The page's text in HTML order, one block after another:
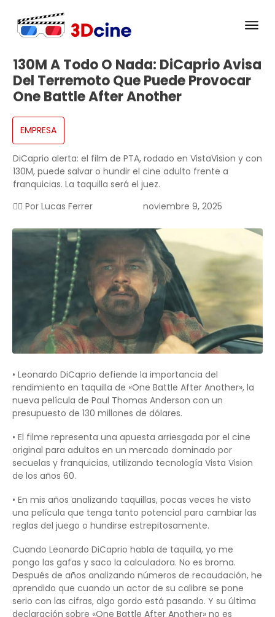
130M A Todo O Nada: DiCaprio Avisa
Del Terremoto Que Puede Provocar
One Battle After Another
EMPRESA
DiCaprio alerta: el film de PTA, rodado en VistaVision y con
130M, puede salvar o hundir el cine adulto frente a
franquicias. La taquilla será el juez.
✍🏻 Por Lucas Ferrer noviembre 9, 2025
• Leonardo DiCaprio defiende la importancia del
rendimiento en taquilla de «One Battle After Another», la
nueva película de Paul Thomas Anderson con un
presupuesto de 130 millones de dólares.
• El filme representa una apuesta arriesgada por el cine
original para adultos en un mercado dominado por
secuelas y franquicias, utilizando tecnología Vista Vision
de los años 60.
• En mis años analizando taquillas, pocas veces he visto
una película que tenga tanto potencial para cambiar las
reglas del juego o hundirse estrepitosamente.
Cuando Leonardo DiCaprio habla de taquilla, yo me
pongo las gafas y saco la calculadora. No es broma.
Después de años analizando números de recaudación, he
aprendido que cuando un actor de su calibre se pone
serio con las cifras, algo gordo está pasando. Y su última
declaración sobre «One Battle After Another» no es